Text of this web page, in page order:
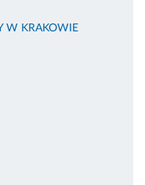
W KRAKOWIE